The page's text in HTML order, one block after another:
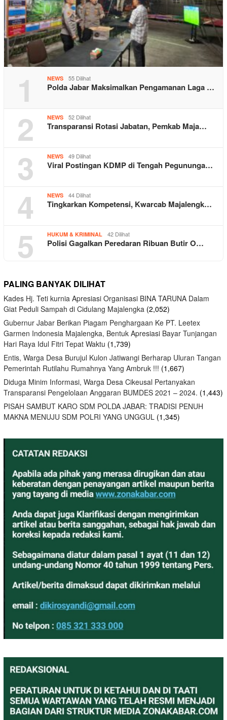
1 NEWS 55 Dilihat
Polda Jabar Maksimalkan Pengamanan Laga …
2 NEWS 52 Dilihat
Transparansi Rotasi Jabatan, Pemkab Maja…
3 NEWS 49 Dilihat
Viral Postingan KDMP di Tengah Pegununga…
4 NEWS 44 Dilihat
Tingkarkan Kompetensi, Kwarcab Majalengk…
5 HUKUM & KRIMINAL 42 Dilihat
Polisi Gagalkan Peredaran Ribuan Butir O…
PALING BANYAK DILIHAT
Kades Hj. Teti kurnia Apresiasi Organisasi BINA TARUNA Dalam
Giat Peduli Sampah di Cidulang Majalengka (2,052)
Gubernur Jabar Berikan Piagam Penghargaan Ke PT. Leetex
Garmen Indonesia Majalengka, Bentuk Apresiasi Bayar Tunjangan
Hari Raya Idul Fitri Tepat Waktu (1,739)
Entis, Warga Desa Burujul Kulon Jatiwangi Berharap Uluran Tangan
Pemerintah Rutilahu Rumahnya Yang Ambruk !!! (1,667)
Diduga Minim Informasi, Warga Desa Cikeusal Pertanyakan
Transparansi Pengelolaan Anggaran BUMDES 2021 – 2024. (1,443)
PISAH SAMBUT KARO SDM POLDA JABAR: TRADISI PENUH
MAKNA MENUJU SDM POLRI YANG UNGGUL (1,345)